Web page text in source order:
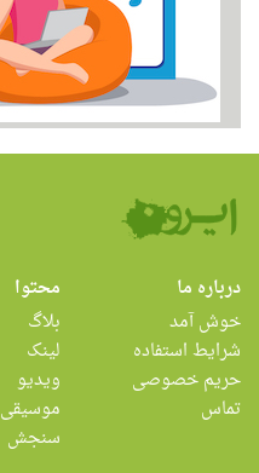
درباره ما
خوش آمد
شرایط استفاده
حریم خصوصی
تماس
محتوا
بلاگ
لینک
ویدیو
موسیقی
سنجش